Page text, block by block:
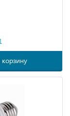
корзину